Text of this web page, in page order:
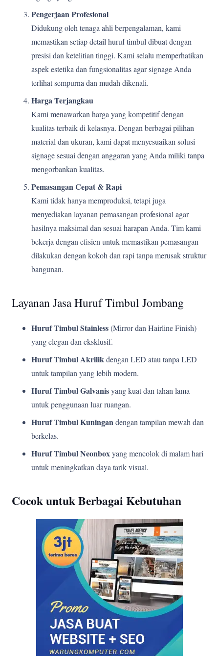
Pengerjaan Profesional
Didukung oleh tenaga ahli berpengalaman, kami
memastikan setiap detail huruf timbul dibuat dengan
presisi dan ketelitian tinggi. Kami selalu memperhatikan
aspek estetika dan fungsionalitas agar signage Anda
terlihat sempurna dan mudah dikenali.
Harga Terjangkau
Kami menawarkan harga yang kompetitif dengan
kualitas terbaik di kelasnya. Dengan berbagai pilihan
material dan ukuran, kami dapat menyesuaikan solusi
signage sesuai dengan anggaran yang Anda miliki tanpa
mengorbankan kualitas.
Pemasangan Cepat & Rapi
Kami tidak hanya memproduksi, tetapi juga
menyediakan layanan pemasangan profesional agar
hasilnya maksimal dan sesuai harapan Anda. Tim kami
bekerja dengan efisien untuk memastikan pemasangan
dilakukan dengan kokoh dan rapi tanpa merusak struktur
bangunan.
Layanan Jasa Huruf Timbul Jombang
Huruf Timbul Stainless(Mirror dan Hairline Finish)
yang elegan dan eksklusif.
Huruf Timbul Akrilikdengan LED atau tanpa LED
untuk tampilan yang lebih modern.
Huruf Timbul Galvanisyang kuat dan tahan lama
untuk penggunaan luar ruangan.
Huruf Timbul Kuningandengan tampilan mewah dan
berkelas.
Huruf Timbul Neonboxyang mencolok di malam hari
untuk meningkatkan daya tarik visual.
Cocok untuk Berbagai Kebutuhan